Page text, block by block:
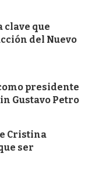
clave que
del Nuevo
presidente
Gustavo Petro
Cristina
ser